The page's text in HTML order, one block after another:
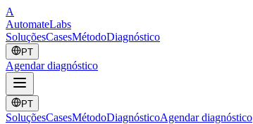
A
AutomateLabs
SoluçõesCasesMétodoDiagnóstico
PT
Agendar diagnóstico
PT
SoluçõesCasesMétodoDiagnósticoAgendar diagnóstico